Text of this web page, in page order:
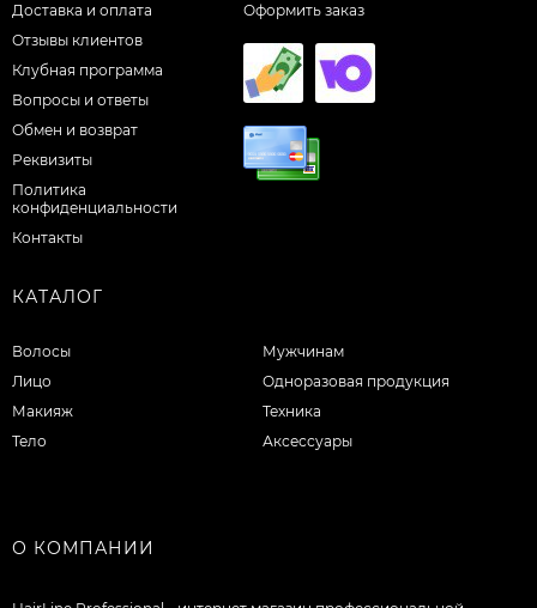
Доставка и оплата
Отзывы клиентов
Клубная программа
Вопросы и ответы
Обмен и возврат
Реквизиты
Политика
конфиденциальности
Контакты
Оформить заказ
КАТАЛОГ
Волосы
Лицо
Макияж
Тело
Мужчинам
Одноразовая продукция
Техника
Аксессуары
О КОМПАНИИ